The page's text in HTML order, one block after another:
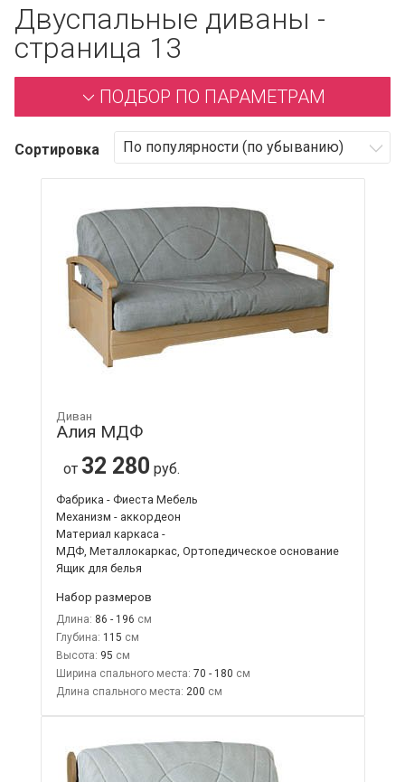
Двуспальные диваны -
страница 13
ПОДБОР ПО ПАРАМЕТРАМ
Сортировка
Диван
Алия МДФ
от 32 280 руб.
Фабрика - Фиеста Мебель
Механизм - аккордеон
Материал каркаса -
МДФ, Металлокаркас, Ортопедическое основание
Ящик для белья
Набор размеров
Длина: 86 - 196
Глубина: 115
Высота: 95
Ширина спального места: 70 - 180
Длина спального места: 200